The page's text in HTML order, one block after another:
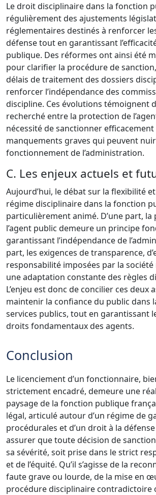
Le droit disciplinaire dans la fonction
régulièrement des ajustements
réglementaires destinés à renforcer
défense tout en garantissant
publique. Des réformes ont ainsi été
pour clarifier la procédure de
délais de traitement des dossiers
renforcer l’indépendance des
discipline. Ces évolutions témoignent
recherché entre la protection de
nécessité de sanctionner efficacement
manquements graves qui peuvent
fonctionnement de l’administration.
C. Les enjeux actuels et
Aujourd’hui, le débat sur la flexibilité
régime disciplinaire dans la fonction
particulièrement animé. D’une part,
l’agent public demeure un principe
garantissant l’indépendance de
part, les exigences de transparence,
responsabilité imposées par la
une adaptation constante des règles
L’enjeu est donc de concilier ces deux
maintenir la confiance du public dans
services publics, tout en garantissant
droits fondamentaux des agents.
Conclusion
Le licenciement d’un fonctionnaire,
strictement encadré, demeure une
paysage de la fonction publique
légal, articulé autour d’un régime de
procédurales et d’un droit à la
assurer que toute décision de
sa sévérité, soit prise dans le strict
et de l’équité. Qu’il s’agisse de la
faute grave ou lourde, de la mise en
procédure disciplinaire contradictoire